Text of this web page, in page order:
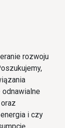
rozwoju
i czy